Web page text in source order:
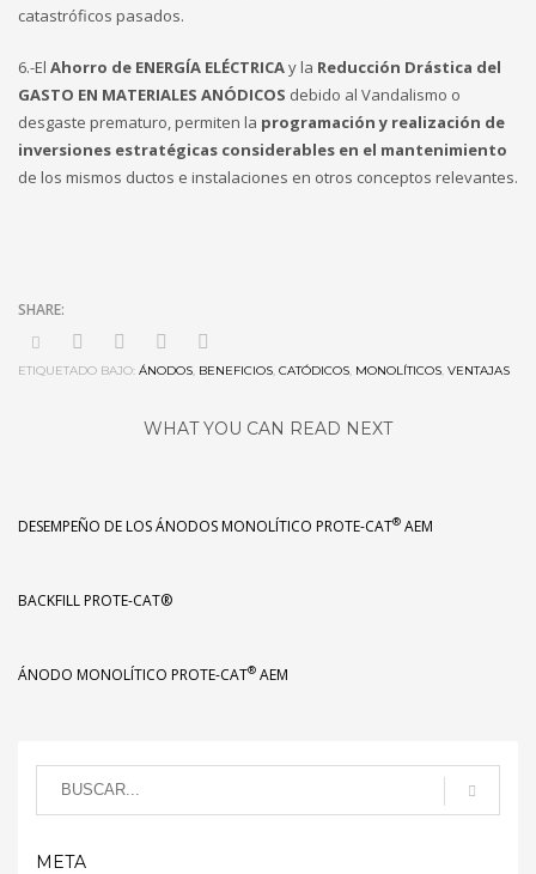
catastróficos pasados.
6.-El Ahorro de ENERGÍA ELÉCTRICAy la Reducción Drástica del
GASTO EN MATERIALES ANÓDICOS debido al Vandalismo o
desgaste prematuro, permiten la programación y realización de
inversiones estratégicas considerables en el mantenimiento
de los mismos ductos e instalaciones en otros conceptos relevantes.
ETIQUETADO BAJO: ÁNODOS BENEFICIOS CATÓDICOS MONOLÍTICOS VENTAJAS
WHAT YOU CAN READ NEXT
DESEMPEÑO DE LOS ÁNODOS MONOLÍTICO PROTE-CAT® AEM
BACKFILL PROTE-CAT®
ÁNODO MONOLÍTICO PROTE-CAT® AEM
META